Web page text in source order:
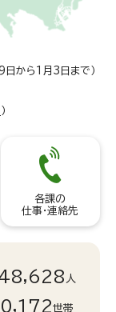
日から1月3日まで）
）
各課の
仕事・連絡先
人
世帯